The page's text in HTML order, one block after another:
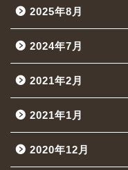
2025年8月
2024年7月
2021年2月
2021年1月
2020年12月